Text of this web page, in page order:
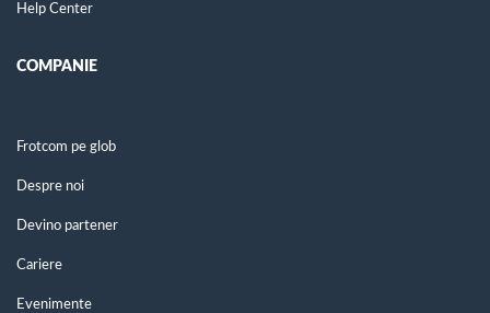
Help Center
COMPANIE
Frotcom pe glob
Despre noi
Devino partener
Cariere
Evenimente